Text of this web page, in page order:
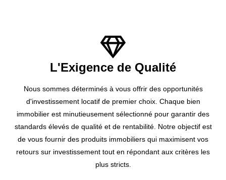
L'Exigence de Qualité
Nous sommes déterminés à vous offrir des opportunités
d'investissement locatif de premier choix. Chaque bien
immobilier est minutieusement sélectionné pour garantir des
standards élevés de qualité et de rentabilité. Notre objectif est
de vous fournir des produits immobiliers qui maximisent vos
retours sur investissement tout en répondant aux critères les
plus stricts.